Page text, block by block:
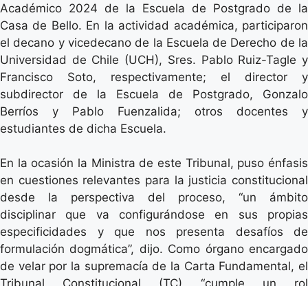
Académico 2024 de la Escuela de Postgrado de la
Casa de Bello. En la actividad académica, participaron
el decano y vicedecano de la Escuela de Derecho de la
Universidad de Chile (UCH), Sres. Pablo Ruiz-Tagle y
Francisco Soto, respectivamente; el director y
subdirector de la Escuela de Postgrado, Gonzalo
Berríos y Pablo Fuenzalida; otros docentes y
estudiantes de dicha Escuela.
En la ocasión la Ministra de este Tribunal, puso énfasis
en cuestiones relevantes para la justicia constitucional
desde la perspectiva del proceso, “un ámbito
disciplinar que va configurándose en sus propias
especificidades y que nos presenta desafíos de
formulación dogmática”, dijo. Como órgano encargado
de velar por la supremacía de la Carta Fundamental, el
Tribunal Constitucional (TC) “cumple un rol